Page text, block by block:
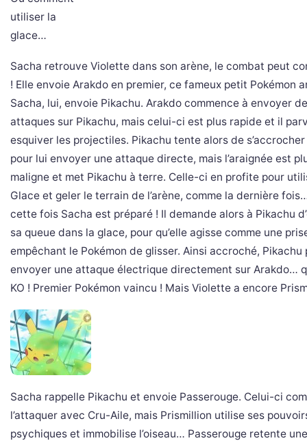
utiliser la
glace…
Sacha retrouve Violette dans son arène, le combat peut
! Elle envoie Arakdo en premier, ce fameux petit Pokémon
Sacha, lui, envoie Pikachu. Arakdo commence à envoyer
attaques sur Pikachu, mais celui-ci est plus rapide et il
esquiver les projectiles. Pikachu tente alors de
pour lui envoyer une attaque directe, mais l’araignée est
maligne et met Pikachu à terre. Celle-ci en profite pour
Glace et geler le terrain de l’arène, comme la dernière
cette fois Sacha est préparé ! Il demande alors à Pikachu
sa queue dans la glace, pour qu’elle agisse comme une
empêchant le Pokémon de glisser. Ainsi accroché, Pikachu
envoyer une attaque électrique directement sur Arakdo…
KO ! Premier Pokémon vaincu ! Mais Violette a encore
Sacha rappelle Pikachu et envoie Passerouge. Celui-ci
l’attaquer avec Cru-Aile, mais Prismillion utilise ses
psychiques et immobilise l’oiseau… Passerouge retente